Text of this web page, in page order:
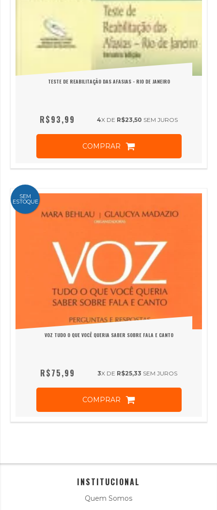
TESTE DE REABILITAÇÃO DAS AFASIAS - RIO DE JANEIRO
R$93,99 4X DE R$23,50 SEM JUROS
COMPRAR
SEM
ESTOQUE
VOZ TUDO O QUE VOCÊ QUERIA SABER SOBRE FALA E CANTO
R$75,99 3X DE R$25,33 SEM JUROS
COMPRAR
INSTITUCIONAL
Quem Somos